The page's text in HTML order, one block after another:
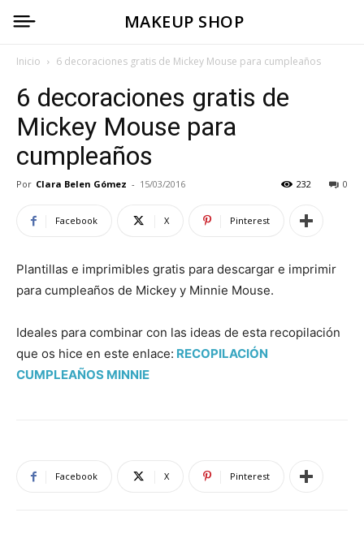
MAKEUP SHOP
Inicio 6 decoraciones gratis de Mickey Mouse para cumpleaños
6 decoraciones gratis de
Mickey Mouse para
cumpleaños
Por Clara Belen Gómez - 15/03/2016 0
232
Facebook X Pinterest
Plantillas e imprimibles gratis para descargar e imprimir
para cumpleaños de Mickey y Minnie Mouse.
Ideales para combinar con las ideas de esta recopilación
que os hice en este enlace: RECOPILACIÓN
CUMPLEAÑOS MINNIE
Facebook X Pinterest